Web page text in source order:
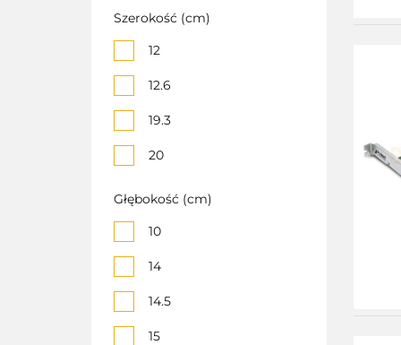
14
19
2
2.65
2.8
Szerokość (cm)
12
12.6
19.3
20
20.4
20.8
21
22
23
Głębokość (cm)
10
14
14.5
15